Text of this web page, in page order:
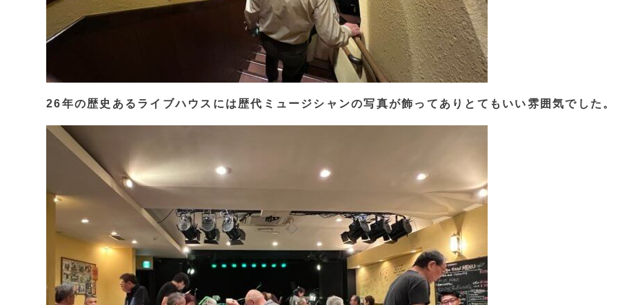
26年の歴史あるライブハウスには歴代ミュージシャンの写真が飾ってありとてもいい雰囲気でした。